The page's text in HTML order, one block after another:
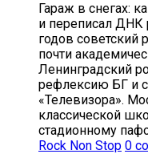
Гараж в снегах:
и переписал ДНК
годов советский
почти
Ленинградский
рефлексию БГ и
«Телевизора».
классической
стадионному
Rock Non Stop 0